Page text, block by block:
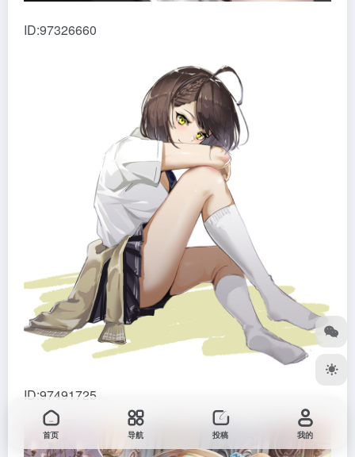
ID:97326660
ID:97491725
首页 导航 投稿 我的